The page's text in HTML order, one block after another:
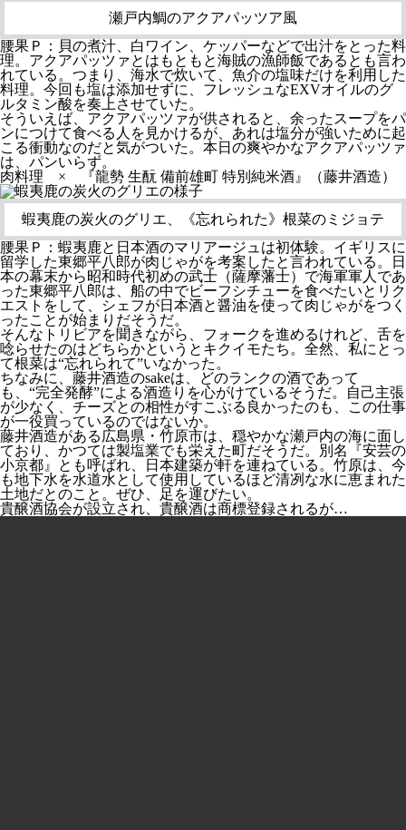
瀬戸内鯛のアクアパッツア風
腰果Ｐ：貝の煮汁、白ワイン、ケッパーなどで出汁をとった料
理。アクアパッツァとはもともと海賊の漁師飯であるとも言わ
れている。つまり、海水で炊いて、魚介の塩味だけを利用した
料理。今回も塩は添加せずに、フレッシュなEXVオイルのグ
ルタミン酸を奏上させていた。
そういえば、アクアパッツァが供されると、余ったスープをパ
ンにつけて食べる人を見かけるが、あれは塩分が強いために起
こる衝動なのだと気がついた。本日の爽やかなアクアパッツァ
は、パンいらず。
肉料理 × 『龍勢 生酛 備前雄町 特別純米酒』（藤井酒造）
蝦夷鹿の炭火のグリエ、《忘れられた》根菜のミジョテ
腰果Ｐ：蝦夷鹿と日本酒のマリアージュは初体験。イギリスに
留学した東郷平八郎が肉じゃがを考案したと言われている。日
本の幕末から昭和時代初めの武士（薩摩藩士）で海軍軍人であ
った東郷平八郎は、船の中でビーフシチューを食べたいとリク
エストをして、シェフが日本酒と醤油を使って肉じゃがをつく
ったことが始まりだそうだ。
そんなトリビアを聞きながら、フォークを進めるけれど、舌を
唸らせたのはどちらかというとキクイモたち。全然、私にとっ
て根菜は“忘れられて”いなかった。
ちなみに、藤井酒造のsakeは、どのランクの酒であって
も、“完全発酵”による酒造りを心がけているそうだ。自己主張
が少なく、チーズとの相性がすこぶる良かったのも、この仕事
が一役買っているのではないか。
藤井酒造がある広島県・竹原市は、穏やかな瀬戸内の海に面し
ており、かつては製塩業でも栄えた町だそうだ。別名『安芸の
小京都』とも呼ばれ、日本建築が軒を連ねている。竹原は、今
も地下水を水道水として使用しているほど清冽な水に恵まれた
土地だとのこと。ぜひ、足を運びたい。
貴醸酒協会が設立され、貴醸酒は商標登録されるが…